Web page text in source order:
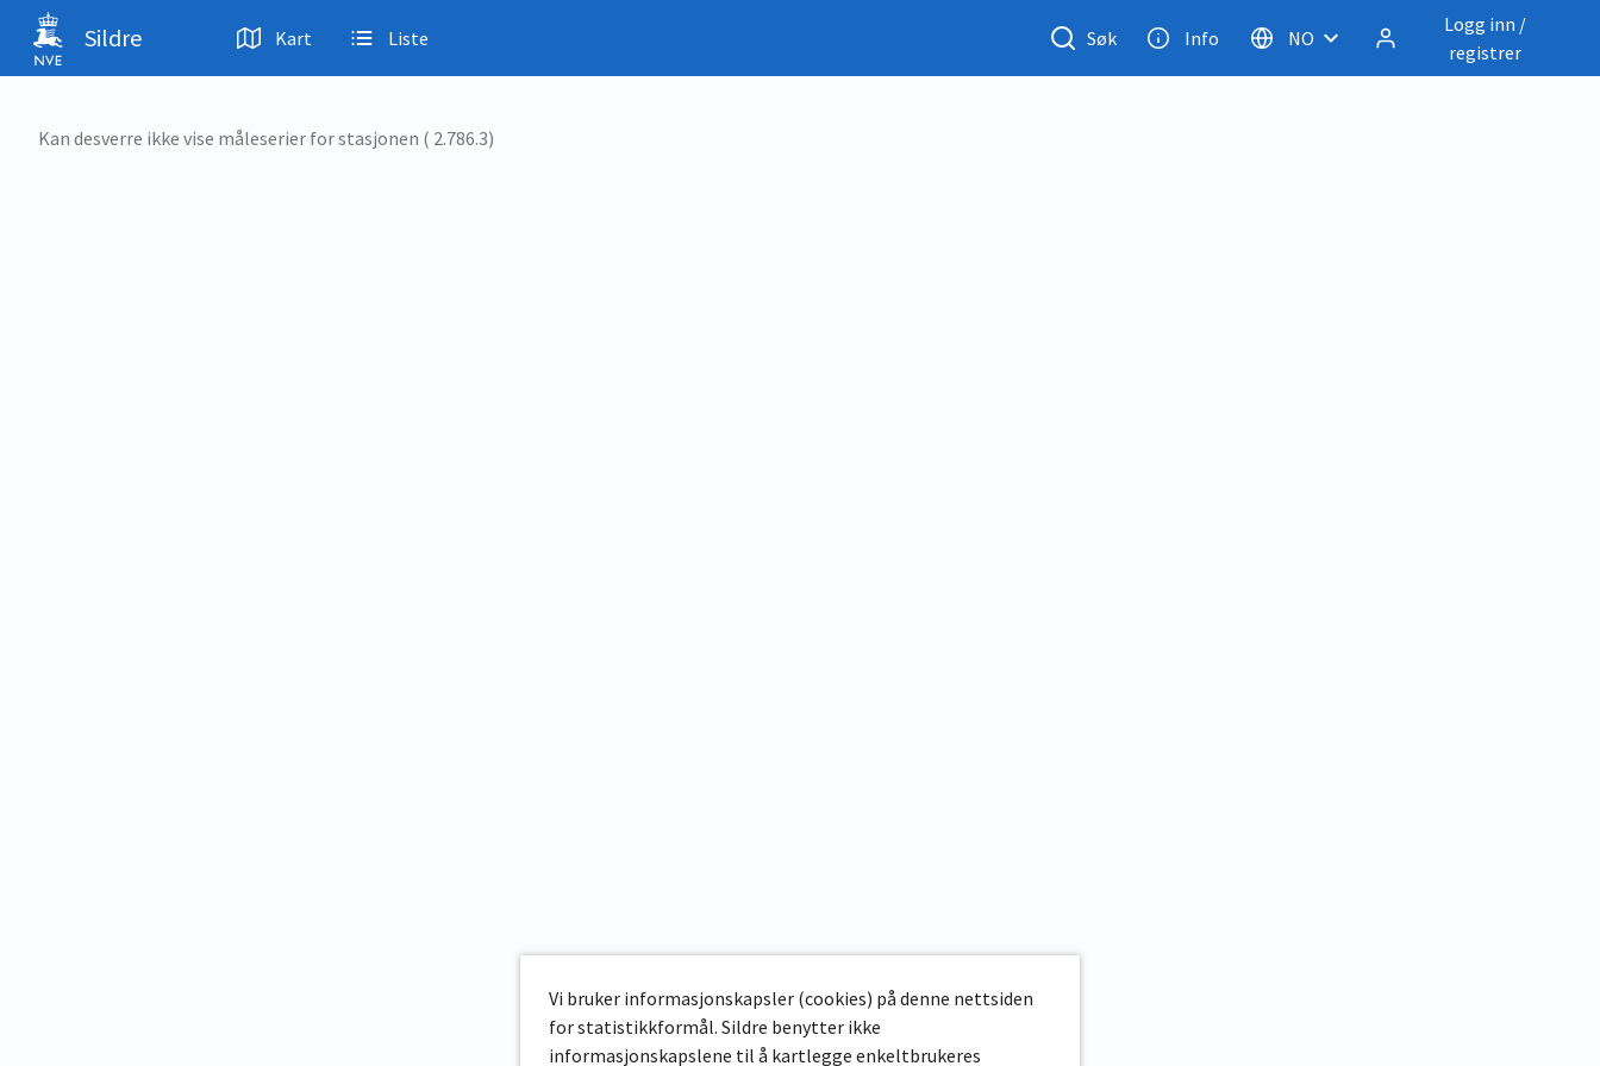
Hopp til hovedinnhold
Sildre Kart Liste Søk Info NO
Logg inn /
registrer
Kan desverre ikke vise måleserier for stasjonen ( 2.786.3)
Vi bruker informasjonskapsler (cookies) på denne nettsiden
for statistikkformål. Sildre benytter ikke
informasjonskapslene til å kartlegge enkeltbrukeres